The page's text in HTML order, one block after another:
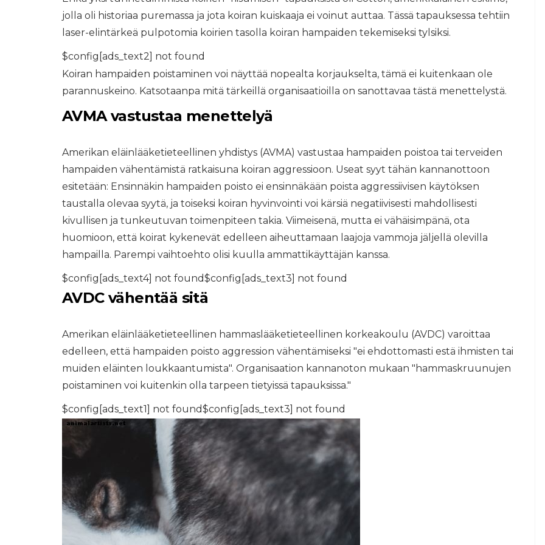
jolla oli historiaa puremassa ja jota koiran kuiskaaja ei voinut auttaa. Tässä tapauksessa tehtiin
laser-elintärkeä pulpotomia koirien tasolla koiran hampaiden tekemiseksi tylsiksi.
$config[ads_text2] not found
Koiran hampaiden poistaminen voi näyttää nopealta korjaukselta, tämä ei kuitenkaan ole
parannuskeino. Katsotaanpa mitä tärkeillä organisaatioilla on sanottavaa tästä menettelystä.
AVMA vastustaa menettelyä
Amerikan eläinlääketieteellinen yhdistys (AVMA) vastustaa hampaiden poistoa tai terveiden
hampaiden vähentämistä ratkaisuna koiran aggressioon. Useat syyt tähän kannanottoon
esitetään: Ensinnäkin hampaiden poisto ei ensinnäkään poista aggressiivisen käytöksen
taustalla olevaa syytä, ja toiseksi koiran hyvinvointi voi kärsiä negatiivisesti mahdollisesti
kivullisen ja tunkeutuvan toimenpiteen takia. Viimeisenä, mutta ei vähäisimpänä, ota
huomioon, että koirat kykenevät edelleen aiheuttamaan laajoja vammoja jäljellä olevilla
hampailla. Parempi vaihtoehto olisi kuulla ammattikäyttäjän kanssa.
$config[ads_text4] not found$config[ads_text3] not found
AVDC vähentää sitä
Amerikan eläinlääketieteellinen hammaslääketieteellinen korkeakoulu (AVDC) varoittaa
edelleen, että hampaiden poisto aggression vähentämiseksi "ei ehdottomasti estä ihmisten tai
muiden eläinten loukkaantumista". Organisaation kannanoton mukaan "hammaskruunujen
poistaminen voi kuitenkin olla tarpeen tietyissä tapauksissa."
$config[ads_text1] not found$config[ads_text3] not found